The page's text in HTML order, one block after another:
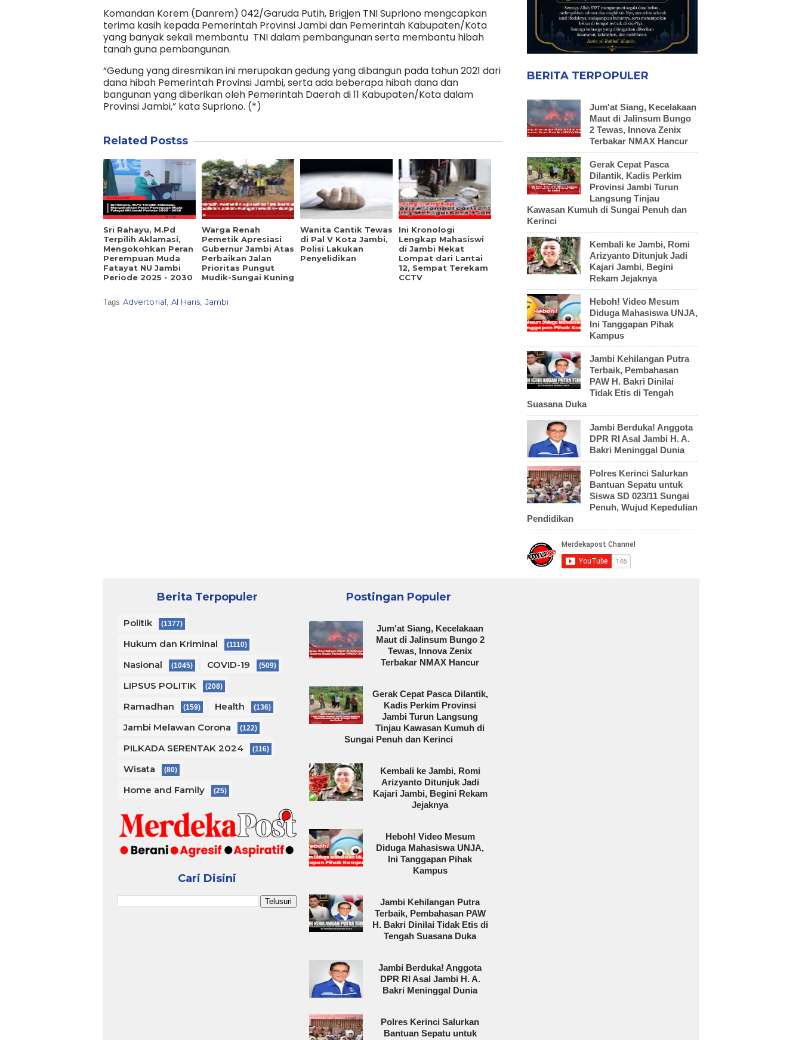
Komandan Korem (Danrem) 042/Garuda Putih, Brigjen TNI Supriono mengcapkan
terima kasih kepada Pemerintah Provinsi Jambi dan Pemerintah Kabupaten/Kota
yang banyak sekali membantu TNI dalam pembangunan serta membantu hibah
tanah guna pembangunan.
“Gedung yang diresmikan ini merupakan gedung yang dibangun pada tahun 2021 dari
dana hibah Pemerintah Provinsi Jambi, serta ada beberapa hibah dana dan
bangunan yang diberikan oleh Pemerintah Daerah di 11 Kabupaten/Kota dalam
Provinsi Jambi,” kata Supriono. (*)
Related Postss
Sri Rahayu, M.Pd
Terpilih Aklamasi,
Mengokohkan Peran
Perempuan Muda
Fatayat NU Jambi
Periode 2025 - 2030
Warga Renah
Pemetik Apresiasi
Gubernur Jambi Atas
Perbaikan Jalan
Prioritas Pungut
Mudik-Sungai Kuning
Wanita Cantik Tewas
di Pal V Kota Jambi,
Polisi Lakukan
Penyelidikan
Ini Kronologi
Lengkap Mahasiswi
di Jambi Nekat
Lompat dari Lantai
12, Sempat Terekam
CCTV
Tags Advertorial,Al Haris, Jambi
BERITA TERPOPULER
Jum'at Siang, Kecelakaan
Maut di Jalinsum Bungo
2 Tewas, Innova Zenix
Terbakar NMAX Hancur
Gerak Cepat Pasca
Dilantik, Kadis Perkim
Provinsi Jambi Turun
Langsung Tinjau
Kawasan Kumuh di Sungai Penuh dan
Kerinci
Kembali ke Jambi, Romi
Arizyanto Ditunjuk Jadi
Kajari Jambi, Begini
Rekam Jejaknya
Heboh! Video Mesum
Diduga Mahasiswa UNJA,
Ini Tanggapan Pihak
Kampus
Jambi Kehilangan Putra
Terbaik, Pembahasan
PAW H. Bakri Dinilai
Tidak Etis di Tengah
Suasana Duka
Jambi Berduka! Anggota
DPR RI Asal Jambi H. A.
Bakri Meninggal Dunia
Polres Kerinci Salurkan
Bantuan Sepatu untuk
Siswa SD 023/11 Sungai
Penuh, Wujud Kepedulian
Pendidikan
Berita Terpopuler
Politik (1377)
Hukum dan Kriminal (1110)
Nasional (1045) COVID-19 (509)
LIPSUS POLITIK (208)
Ramadhan (159) Health (136)
Jambi Melawan Corona (122)
PILKADA SERENTAK 2024 (116)
Wisata (80)
Home and Family (25)
Cari Disini
Postingan Populer
Jum'at Siang, Kecelakaan
Maut di Jalinsum Bungo 2
Tewas, Innova Zenix
Terbakar NMAX Hancur
Gerak Cepat Pasca Dilantik,
Kadis Perkim Provinsi
Jambi Turun Langsung
Tinjau Kawasan Kumuh di
Sungai Penuh dan Kerinci
Kembali ke Jambi, Romi
Arizyanto Ditunjuk Jadi
Kajari Jambi, Begini Rekam
Jejaknya
Heboh! Video Mesum
Diduga Mahasiswa UNJA,
Ini Tanggapan Pihak
Kampus
Jambi Kehilangan Putra
Terbaik, Pembahasan PAW
H. Bakri Dinilai Tidak Etis di
Tengah Suasana Duka
Jambi Berduka! Anggota
DPR RI Asal Jambi H. A.
Bakri Meninggal Dunia
Polres Kerinci Salurkan
Bantuan Sepatu untuk